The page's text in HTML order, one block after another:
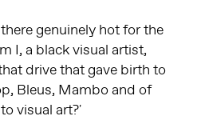
genuinely hot for the
I, a black visual artist,
drive that gave birth to
Bleus, Mambo and of
visual art?